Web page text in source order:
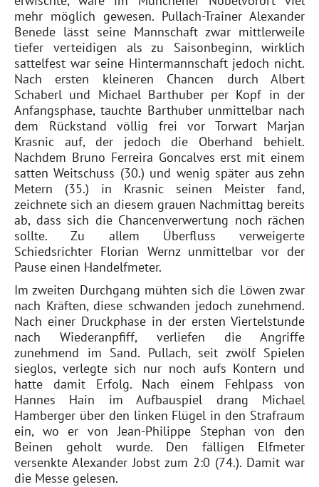
mehr möglich gewesen. Pullach-Trainer Alexander
Benede lässt seine Mannschaft zwar mittlerweile
tiefer verteidigen als zu Saisonbeginn, wirklich
sattelfest war seine Hintermannschaft jedoch nicht.
Nach ersten kleineren Chancen durch Albert
Schaberl und Michael Barthuber per Kopf in der
Anfangsphase, tauchte Barthuber unmittelbar nach
dem Rückstand völlig frei vor Torwart Marjan
Krasnic auf, der jedoch die Oberhand behielt.
Nachdem Bruno Ferreira Goncalves erst mit einem
satten Weitschuss (30.) und wenig später aus zehn
Metern (35.) in Krasnic seinen Meister fand,
zeichnete sich an diesem grauen Nachmittag bereits
ab, dass sich die Chancenverwertung noch rächen
sollte. Zu allem Überfluss verweigerte
Schiedsrichter Florian Wernz unmittelbar vor der
Pause einen Handelfmeter.
Im zweiten Durchgang mühten sich die Löwen zwar
nach Kräften, diese schwanden jedoch zunehmend.
Nach einer Druckphase in der ersten Viertelstunde
nach Wiederanpfiff, verliefen die Angriffe
zunehmend im Sand. Pullach, seit zwölf Spielen
sieglos, verlegte sich nur noch aufs Kontern und
hatte damit Erfolg. Nach einem Fehlpass von
Hannes Hain im Aufbauspiel drang Michael
Hamberger über den linken Flügel in den Strafraum
ein, wo er von Jean-Philippe Stephan von den
Beinen geholt wurde. Den fälligen Elfmeter
versenkte Alexander Jobst zum 2:0 (74.). Damit war
die Messe gelesen.